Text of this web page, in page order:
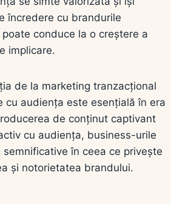
încredere cu brandurile
conduce la o creștere a
implicare.
de la marketing tranzacțional
cu audiența este esențială în era
de conținut captivant
cu audiența, business-urile
în ceea ce privește
și notorietatea brandului.